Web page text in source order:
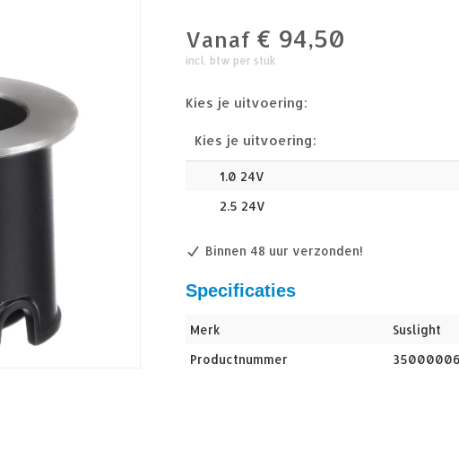
Vanaf € 94,50
incl. btw per stuk
Kies je uitvoering:
Kies je uitvoering:
1.0 24V
2.5 24V
Binnen 48 uur verzonden!
Specificaties
Merk
Suslight
Productnummer